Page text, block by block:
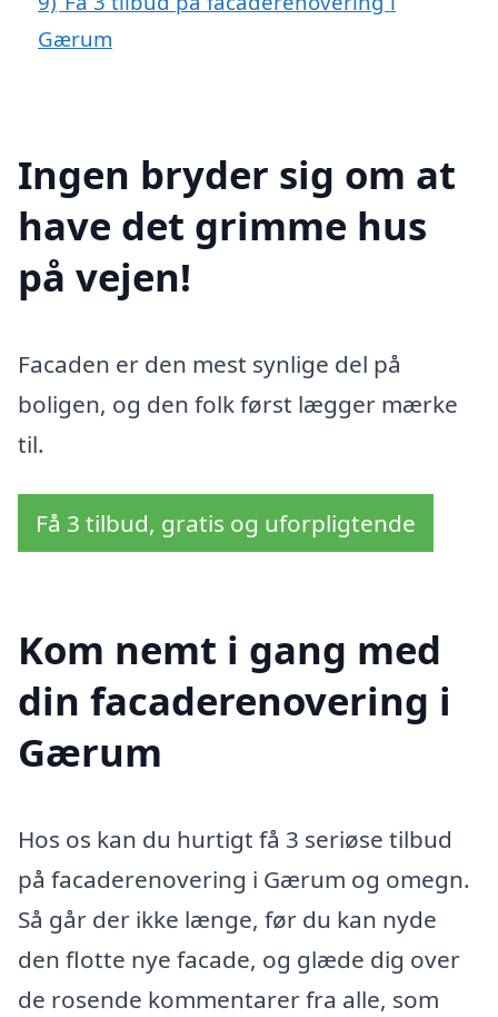
Gærum
Ingen bryder sig om at
have det grimme hus
på vejen!
Facaden er den mest synlige del på
boligen, og den folk først lægger mærke
til.
Få 3 tilbud, gratis og uforpligtende
Kom nemt i gang med
din facaderenovering i
Gærum
Hos os kan du hurtigt få 3 seriøse tilbud
på facaderenovering i Gærum og omegn.
Så går der ikke længe, før du kan nyde
den flotte nye facade, og glæde dig over
de rosende kommentarer fra alle, som